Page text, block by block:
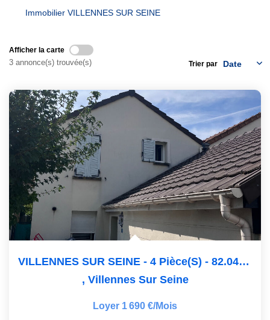
Immobilier VILLENNES SUR SEINE
Afficher la carte
3 annonce(s) trouvée(s) Trier par
VILLENNES SUR SEINE - 4 Pièce(s) - 82.04 M2
, Villennes Sur Seine
Loyer 1 690 €/mois